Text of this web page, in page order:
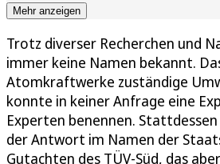
Mehr anzeigen
Trotz diverser Recherchen und
immer keine Namen bekannt.
Atomkraftwerke zuständige
konnte in keiner Anfrage eine
Experten benennen.
der Antwort im Namen der
Gutachten des TÜV-Süd, das